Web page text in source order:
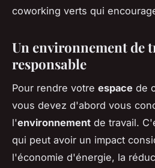
coworking verts qui
Un environnement de
responsable
Pour rendre votre espace de
vous devez d'abord vous
l'environnement de travail.
qui peut avoir un impact
l'économie d'énergie, la